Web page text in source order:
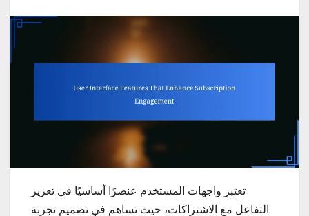
تعتبر واجهات المستخدم عنصرًا أساسيًا في تعزيز
التفاعل مع الاشتراكات، حيث تساهم في تصميم تجربة